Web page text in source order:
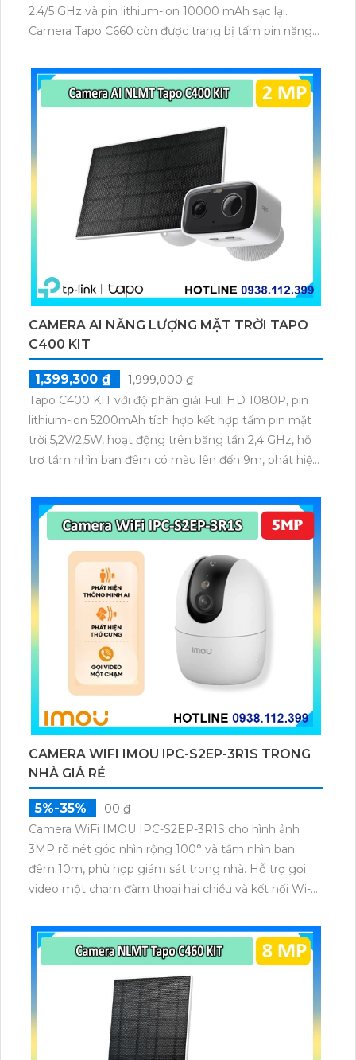
2.4/5 GHz và pin lithium-ion 10000 mAh sạc lại.
Camera Tapo C660 còn được trang bị tấm pin năng
thú cưng, phương tiện, lưu trữ thẻ microSD tối đa 512
GB.
CAMERA AI NĂNG LƯỢNG MẶT TRỜI TAPO
C400 KIT
1,399,300 ₫
1,999,000 ₫
Tapo C400 KIT với độ phân giải Full HD 1080P, pin
lithium-ion 5200mAh tích hợp kết hợp tấm pin mặt
trời 5,2V/2,5W, hoạt động trên băng tần 2,4 GHz, hỗ
trợ tầm nhìn ban đêm có màu lên đến 9m, phát hiện
dữ liệu qua thẻ microSD lên đến 512GB.
CAMERA WIFI IMOU IPC-S2EP-3R1S TRONG
NHÀ GIÁ RẺ
5%-35%
00 ₫
Camera WiFi IMOU IPC-S2EP-3R1S cho hình ảnh
3MP rõ nét góc nhìn rộng 100° và tầm nhìn ban
đêm 10m, phù hợp giám sát trong nhà. Hỗ trợ gọi
video một chạm đàm thoại hai chiều và kết nối Wi-Fi
microSD tối đa 256GB hoặc lưu đám mây dễ lắp đặt
cho gia đình và văn phòng nhỏ.